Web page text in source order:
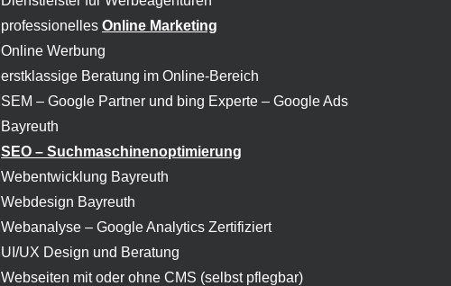
professionelles Online Marketing
Online Werbung
erstklassige Beratung im Online-Bereich
SEM – Google Partner und bing Experte – Google Ads
Bayreuth
SEO – Suchmaschinenoptimierung
Webentwicklung Bayreuth
Webdesign Bayreuth
Webanalyse – Google Analytics Zertifiziert
UI/UX Design und Beratung
Webseiten mit oder ohne CMS (selbst pflegbar)